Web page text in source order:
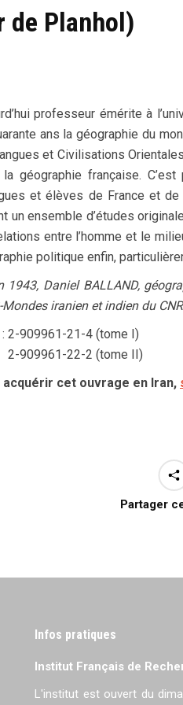
de Planhol)
professeur émérite à
ans la géographie du
et Civilisations
géographie française.
et élèves de France et de
un ensemble d’études
entre l’homme et le
politique enfin,
1943, Daniel BALLAND,
Mondes iranien et indien du
: 2-909961-21-4 (tome I)
2-909961-22-2 (tome II)
acquérir cet ouvrage en Iran,
Partager
Infos pratiques
Institut Français de
L'institut est ouvert du